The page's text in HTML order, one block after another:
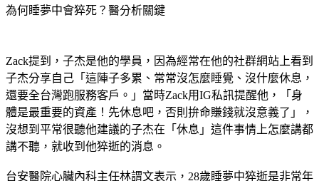
Zack提到，子杰是他的學員，因為經常在他的社群網站上看到
子杰分享自己「這陣子多累、常常沒怎麼睡覺、沒什麼休息，
還要全台灣跑服務客戶。」當時Zack用IG私訊提醒他，「身
體是最重要的資產！先休息吧，否則拚命賺錢就沒意義了」，
沒想到平常很聽他建議的子杰在「休息」這件事情上怎麼講都